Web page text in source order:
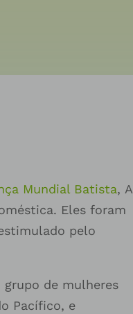
Mundial Batista, A
Eles foram
pelo
de mulheres
Pacífico, e